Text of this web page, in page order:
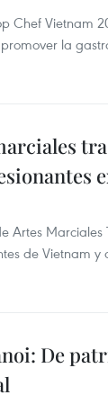
Chef Vietnam
la
Artes
de Vietnam
De